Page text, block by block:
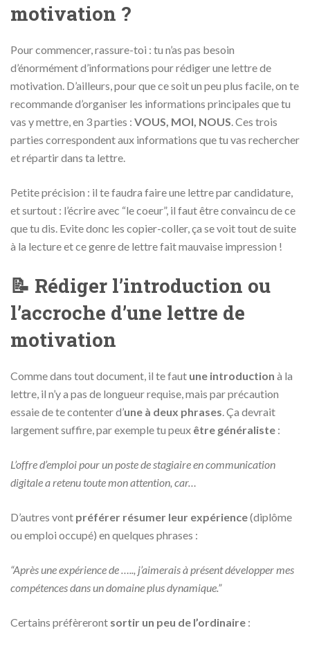
motivation ?
Pour commencer, rassure-toi : tu n’as pas besoin
d’énormément d’informations pour rédiger une lettre de
motivation. D’ailleurs, pour que ce soit un peu plus facile, on te
recommande d’organiser les informations principales que tu
vas y mettre, en 3 parties : VOUS, MOI, NOUS. Ces trois
parties correspondent aux informations que tu vas rechercher
et répartir dans ta lettre.
Petite précision : il te faudra faire une lettre par candidature,
et surtout : l’écrire avec “le coeur”, il faut être convaincu de ce
que tu dis. Evite donc les copier-coller, ça se voit tout de suite
à la lecture et ce genre de lettre fait mauvaise impression !
📝 Rédiger l’introduction ou
l’accroche d’une lettre de
motivation
Comme dans tout document, il te faut une introduction à la
lettre, il n’y a pas de longueur requise, mais par précaution
essaie de te contenter d’une à deux phrases. Ça devrait
largement suffire, par exemple tu peux être généraliste :
L’offre d’emploi pour un poste de stagiaire en communication
digitale a retenu toute mon attention, car…
D’autres vont préférer résumer leur expérience(diplôme
ou emploi occupé) en quelques phrases :
“Après une expérience de ….., j’aimerais à présent développer mes
compétences dans un domaine plus dynamique.”
Certains préfèreront sortir un peu de l’ordinaire :